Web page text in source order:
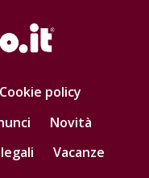
Cookie policy
Novità
Vacanze